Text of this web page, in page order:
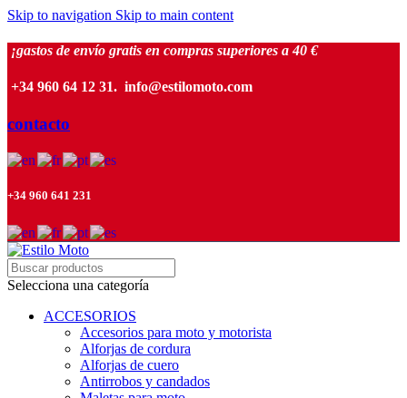
Skip to navigation Skip to main content
¡gastos de envío gratis en compras superiores a 40 €
+34 960 64 12 31. info@estilomoto.com
contacto
+34 960 641 231
Selecciona una categoría
ACCESORIOS
Accesorios para moto y motorista
Alforjas de cordura
Alforjas de cuero
Antirrobos y candados